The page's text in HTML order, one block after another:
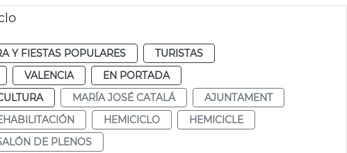
Y FIESTAS POPULARES
TURISTAS
VALENCIA
EN PORTADA
MARÍA JOSÉ CATALÁ
AJUNTAMENT
HEMICICLO
HEMICICLE
DE PLENOS